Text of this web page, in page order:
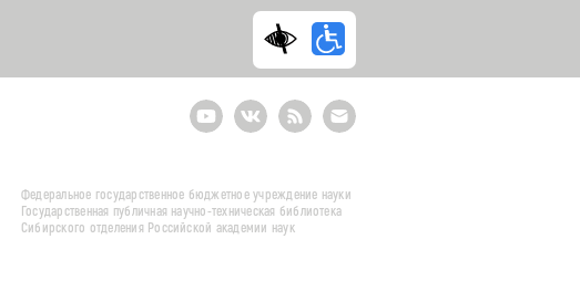
YoutubeВКонтактеRSS
E-
mail
подписка
Федеральное государственное бюджетное учреждение науки
Государственная публичная научно-техническая библиотека
Сибирского отделения Российской академии наук